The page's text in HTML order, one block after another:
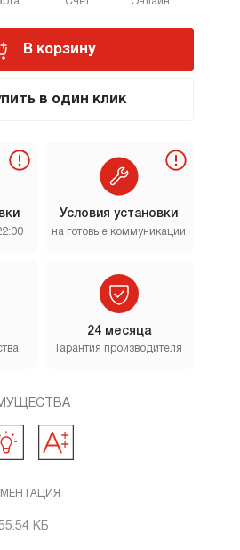
В корзину
в один клик
24 месяца
Гарантия производителя
Условия установки
на готовые коммуникации
КБ